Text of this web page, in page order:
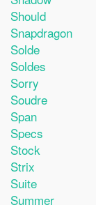
Should
Snapdragon
Solde
Soldes
Sorry
Soudre
Span
Specs
Stock
Strix
Suite
Summer